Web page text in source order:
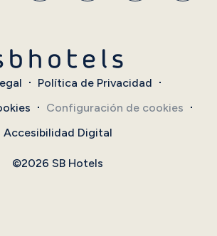
Política de Privacidad
Configuración de cookies
Accesibilidad Digital
©2026 SB Hotels